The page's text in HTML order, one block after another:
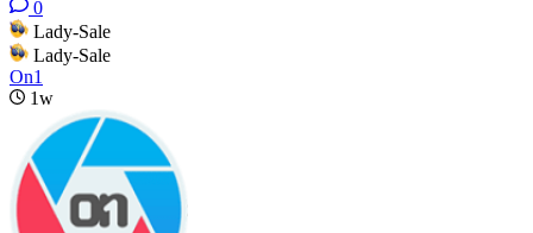
0
Lady-Sale
Lady-Sale
On1
1w